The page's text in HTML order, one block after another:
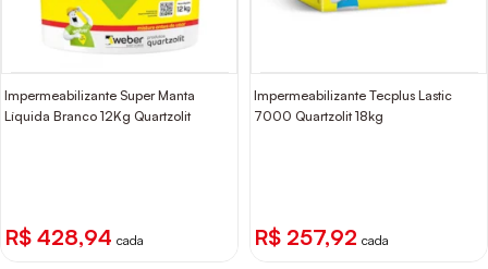
Impermeabilizante Super Manta
Líquida Branco 12Kg Quartzolit
R$ 428,94 cada
Impermeabilizante Tecplus Lastic
7000 Quartzolit 18kg
R$ 257,92 cada